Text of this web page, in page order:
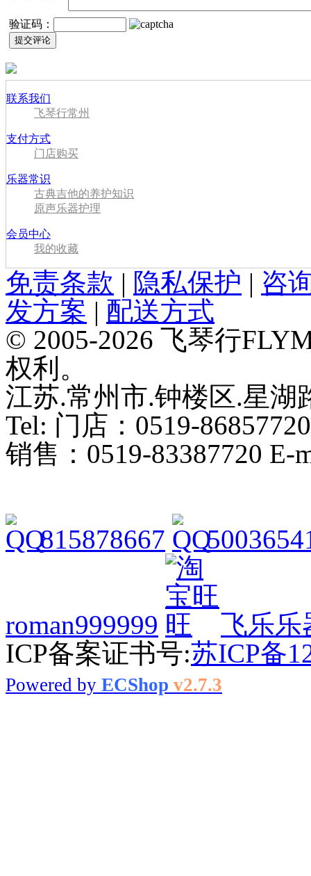
验证码：
联系我们
飞琴行常州
支付方式
门店购买
乐器常识
古典吉他的养护知识
原声乐器护理
会员中心
我的收藏
免责条款 | 隐私保护 | 咨
发方案 | 配送方式
© 2005-2026 飞琴行
权利。
江苏.常州市.钟楼区.星湖
Tel: 门店：0519-86857720
销售：0519-83387720 E-
815878667
roman999999
飞乐乐
ICP备案证书号:苏ICP备
Powered by ECShop v2.7.3